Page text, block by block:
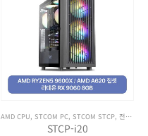
AMD CPU, STCOM PC, STCOM STCP, 전체 제품보기
STCP-i20